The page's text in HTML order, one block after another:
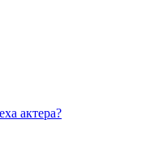
актера?